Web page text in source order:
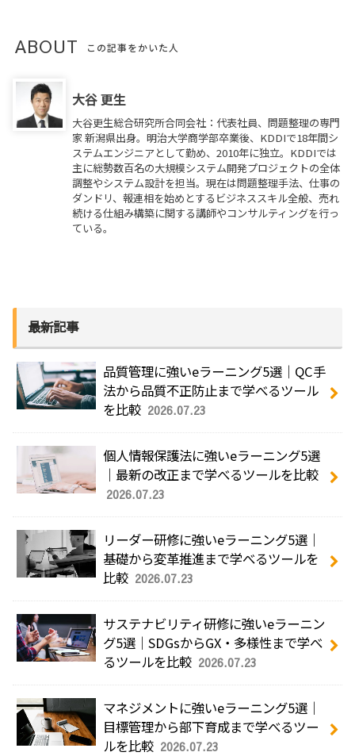
ABOUT この記事をかいた人
大谷 更生
大谷更生総合研究所合同会社：代表社員、問題整理の専門
家 新潟県出身。明治大学商学部卒業後、KDDIで18年間シ
ステムエンジニアとして勤め、2010年に独立。KDDIでは
主に総勢数百名の大規模システム開発プロジェクトの全体
調整やシステム設計を担当。現在は問題整理手法、仕事の
ダンドリ、報連相を始めとするビジネススキル全般、売れ
続ける仕組み構築に関する講師やコンサルティングを行っ
ている。
最新記事
品質管理に強いeラーニング5選｜QC手
法から品質不正防止まで学べるツール
を比較 2026.07.23
個人情報保護法に強いeラーニング5選
｜最新の改正まで学べるツールを比較
2026.07.23
リーダー研修に強いeラーニング5選｜
基礎から変革推進まで学べるツールを
比較 2026.07.23
サステナビリティ研修に強いeラーニン
グ5選｜SDGsからGX・多様性まで学べ
るツールを比較 2026.07.23
マネジメントに強いeラーニング5選｜
目標管理から部下育成まで学べるツー
ルを比較 2026.07.23